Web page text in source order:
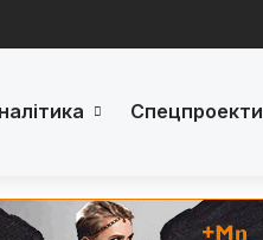
Спецпроекти